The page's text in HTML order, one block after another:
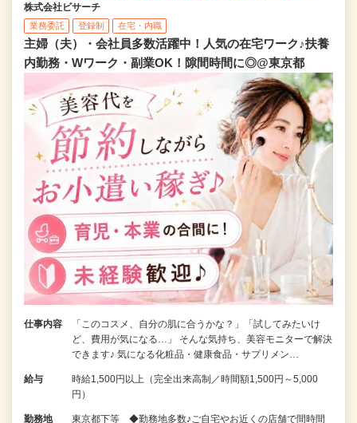
株式会社ビサーチ
業務委託 登録制 在宅・内職
主婦（夫）・会社員多数活躍中！人気の在宅ワーク♪扶養
内勤務・Wワーク・副業OK！隙間時間に◎@東京都
仕事内容
「このコスメ、自分の肌に合うかな？」「試してみたいけ
ど、費用が気になる…」 そんな気持ち、美容モニターで解決
できます♪ 気になる化粧品・健康食品・サプリメン…
給与
時給1,500円以上（完全出来高制／時間額1,500円～5,000
円）
勤務地
東京都下等 ◆勤務地多数♪ご自宅やお近くの店舗で間時間